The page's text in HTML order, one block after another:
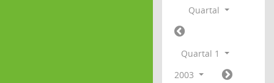
Quartal
Quartal 1
2003